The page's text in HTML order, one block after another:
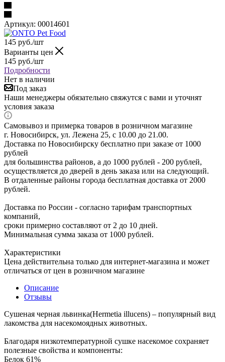
Артикул: 00014601
145 руб./шт
Варианты цен
145 руб./шт
Подробности
Нет в наличии
Под заказ
Наши менеджеры обязательно свяжутся с вами и уточнят
условия заказа
Самовывоз и примерка товаров в розничном магазине
г. Новосибирск, ул. Лежена 25, с 10.00 до 21.00.
Доставка по Новосибирску бесплатно при заказе от 1000
рублей
для большинства районов, а до 1000 рублей - 200 рублей,
осуществляется до дверей в день заказа или на следующий.
В отдаленные районы города бесплатная доставка от 2000
рублей.
Доставка по России - согласно тарифам транспортных
компаний,
сроки примерно составляют от 2 до 10 дней.
Минимальная сумма заказа от 1000 рублей.
Характеристики
Цена действительна только для интернет-магазина и может
отличаться от цен в розничном магазине
Описание
Отзывы
Сушеная черная львинка(Hermetia illucens) – популярный вид
лакомства для насекомоядных животных.
Благодаря низкотемпературной сушке насекомое сохраняет
полезные свойства и компоненты:
Белок 61%